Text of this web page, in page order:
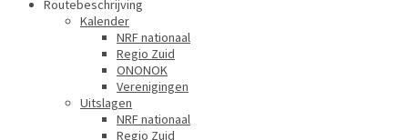
Routebeschrijving
Kalender
NRF nationaal
Regio Zuid
ONONOK
Verenigingen
Uitslagen
NRF nationaal
Regio Zuid